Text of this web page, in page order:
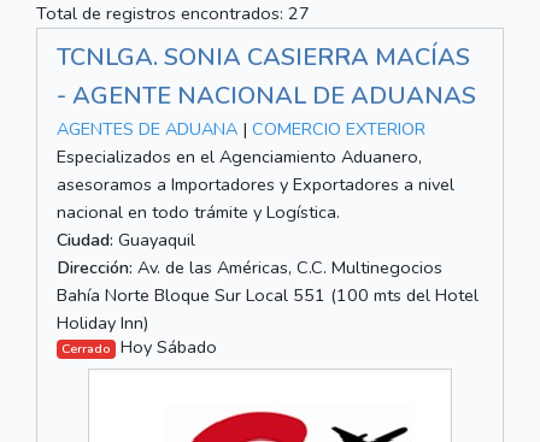
Total de registros encontrados: 27
TCNLGA. SONIA CASIERRA MACÍAS
- AGENTE NACIONAL DE ADUANAS
AGENTES DE ADUANA | COMERCIO EXTERIOR
Especializados en el Agenciamiento Aduanero,
asesoramos a Importadores y Exportadores a nivel
nacional en todo trámite y Logística.
Ciudad: Guayaquil
Dirección: Av. de las Américas, C.C. Multinegocios
Bahía Norte Bloque Sur Local 551 (100 mts del Hotel
Holiday Inn)
Cerrado Hoy Sábado